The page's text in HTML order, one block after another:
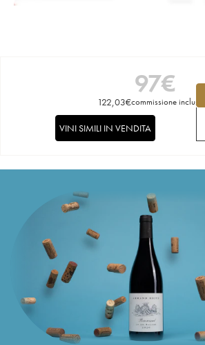
97€
122,03€commissione inclusa
VINI SIMILI IN VENDITA